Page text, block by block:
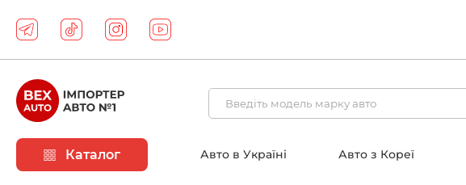
Каталог Авто в Україні Авто з Кореї